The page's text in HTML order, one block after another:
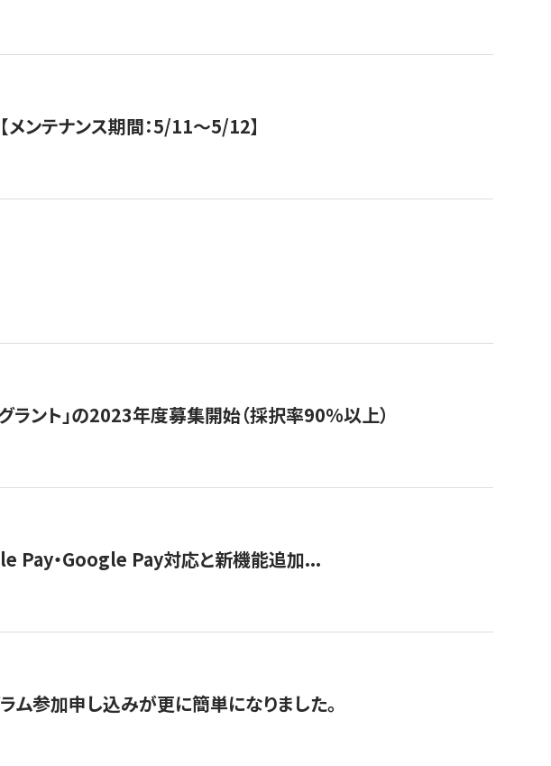
ンテナンス期間：5/11～5/12】
ント」の2023年度募集開始（採択率90%以上）
Pay・Google Pay対応と新機能追加...
ム参加申し込みが更に簡単になりました。